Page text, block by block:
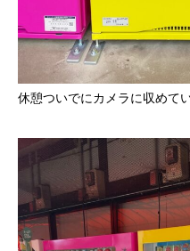
休憩ついでにカメラに収めて